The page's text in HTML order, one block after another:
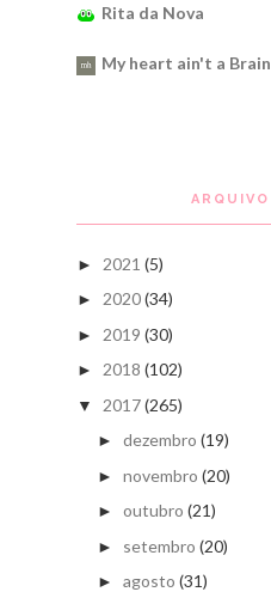
Rita da Nova
My heart ain't a Brain
ARQUIVO
► 2021 (5)
► 2020(34)
► 2019 (30)
► 2018 (102)
▼ 2017(265)
► dezembro (19)
► novembro (20)
► outubro (21)
► setembro (20)
► agosto (31)